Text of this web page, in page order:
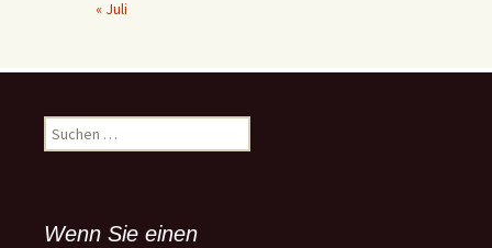
« Juli
u
n
Wenn Sie einen